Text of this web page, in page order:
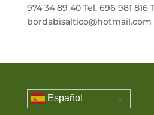
974 34 89 40 Tel. 696 981 816
bordabisaltico@hotmail.com
Español